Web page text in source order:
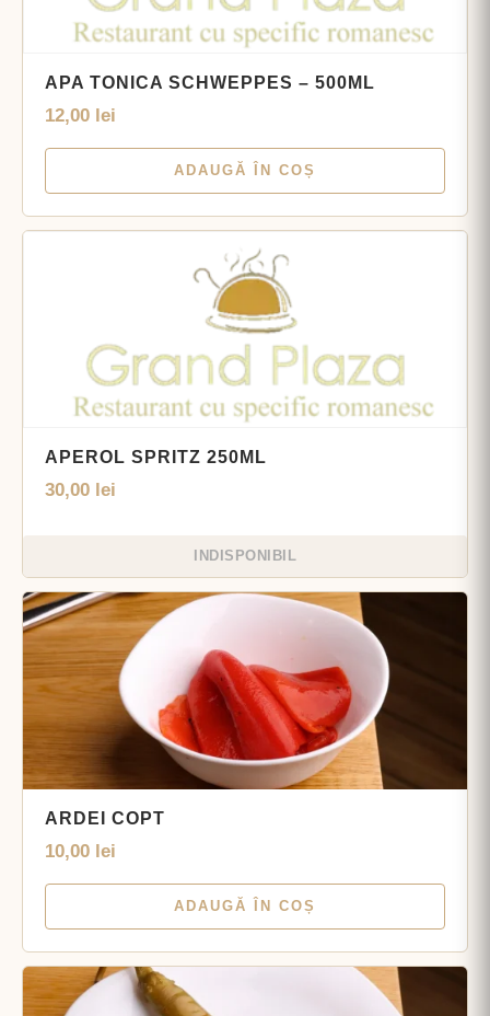
APA TONICA SCHWEPPES – 500ML
12,00 lei
ADAUGĂ ÎN COȘ
APEROL SPRITZ 250ML
30,00 lei
INDISPONIBIL
ARDEI COPT
10,00 lei
ADAUGĂ ÎN COȘ